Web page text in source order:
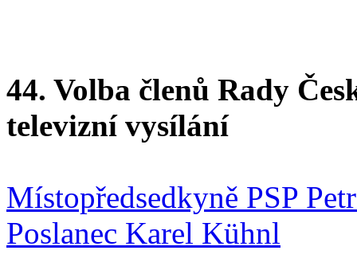
44. Volba členů Rady
televizní vysílání
Místopředsedkyně PSP
Poslanec Karel Kühnl